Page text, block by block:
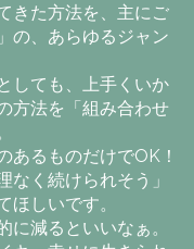
きた方法を、主にご
の、あらゆるジャン
しても、上手くいか
方法を「組み合わせ
あるものだけでOK！
なく続けられそう」
ほしいです。
減るといいなぁ。